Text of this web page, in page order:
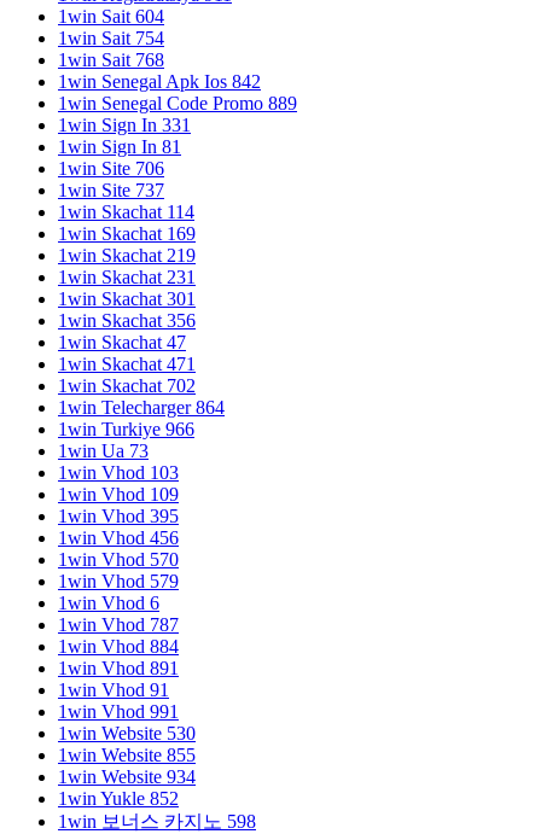
1win Sait 604
1win Sait 754
1win Sait 768
1win Senegal Apk Ios 842
1win Senegal Code Promo 889
1win Sign In 331
1win Sign In 81
1win Site 706
1win Site 737
1win Skachat 114
1win Skachat 169
1win Skachat 219
1win Skachat 231
1win Skachat 301
1win Skachat 356
1win Skachat 47
1win Skachat 471
1win Skachat 702
1win Telecharger 864
1win Turkiye 966
1win Ua 73
1win Vhod 103
1win Vhod 109
1win Vhod 395
1win Vhod 456
1win Vhod 570
1win Vhod 579
1win Vhod 6
1win Vhod 787
1win Vhod 884
1win Vhod 891
1win Vhod 91
1win Vhod 991
1win Website 530
1win Website 855
1win Website 934
1win Yukle 852
1win 보너스 카지노 598